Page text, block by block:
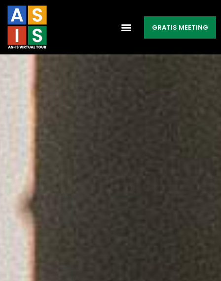
GRATIS MEETING